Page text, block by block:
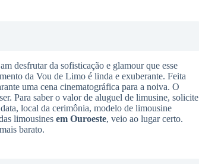
desfrutar da sofisticação e glamour que esse
da Vou de Limo é linda e exuberante. Feita
uma cena cinematográfica para a noiva. O
Para saber o valor de aluguel de limusine, solicite
local da cerimônia, modelo de limousine
limousines em Ouroeste, veio ao lugar certo.
barato.